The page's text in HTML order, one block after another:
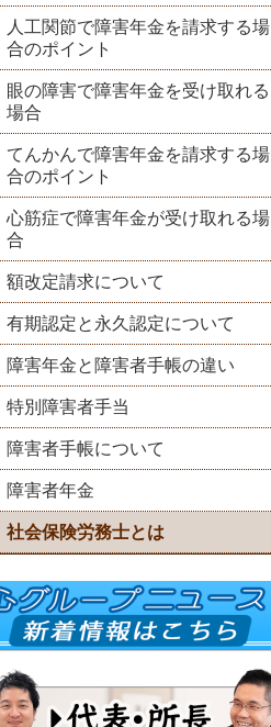
人工関節で障害年金を請求する場
合のポイント
眼の障害で障害年金を受け取れる
場合
てんかんで障害年金を請求する場
合のポイント
心筋症で障害年金が受け取れる場
合
額改定請求について
有期認定と永久認定について
障害年金と障害者手帳の違い
特別障害者手当
障害者手帳について
障害者年金
社会保険労務士とは